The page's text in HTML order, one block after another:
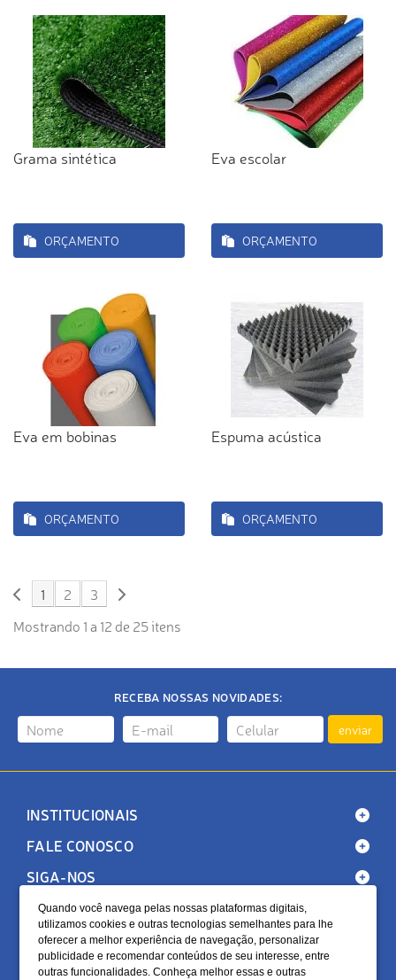
Quando você navega pelas nossas plataformas digitais,
utilizamos cookies e outras tecnologias semelhantes para lhe
oferecer a melhor experiência de navegação, personalizar
publicidade e recomendar conteúdos de seu interesse, entre
outras funcionalidades. Conheça melhor essas e outras
Grama sintética
ORÇAMENTO
Eva escolar
ORÇAMENTO
Eva em bobinas
ORÇAMENTO
Espuma acústica
ORÇAMENTO
1 2
3
Mostrando 1 a 12 de 25 itens
RECEBA NOSSAS NOVIDADES:
enviar
INSTITUCIONAIS
FALE CONOSCO
SIGA-NOS